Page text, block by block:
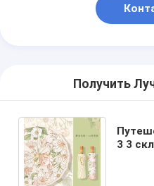
Получить
3 3